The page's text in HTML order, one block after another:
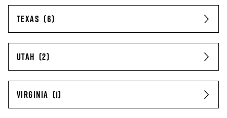
TEXAS
UTAH
VIRGINIA